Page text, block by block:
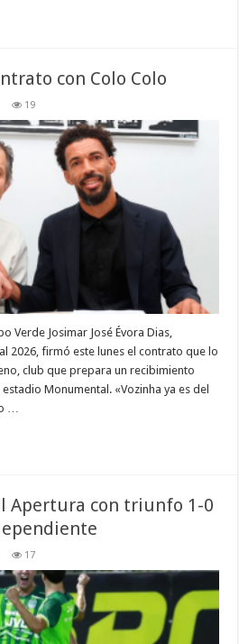
con Colo Colo
19
Verde Josimar José Évora Dias,
2026, firmó este lunes el contrato que lo
club que prepara un recibimiento
Monumental. «Vozinha ya es del
…
Apertura con triunfo 1-0
17